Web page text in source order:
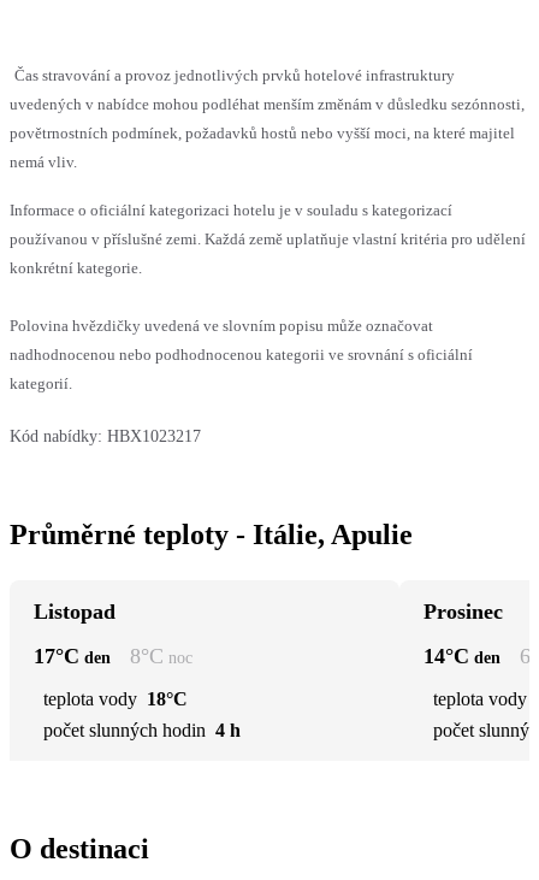
Čas stravování a provoz jednotlivých prvků hotelové infrastruktury
uvedených v nabídce mohou podléhat menším změnám v důsledku sezónnosti,
povětrnostních podmínek, požadavků hostů nebo vyšší moci, na které majitel
nemá vliv.
Informace o oficiální kategorizaci hotelu je v souladu s kategorizací
používanou v příslušné zemi. Každá země uplatňuje vlastní kritéria pro udělení
konkrétní kategorie.
Polovina hvězdičky uvedená ve slovním popisu může označovat
nadhodnocenou nebo podhodnocenou kategorii ve srovnání s oficiální
kategorií.
Kód nabídky: HBX1023217
Průměrné teploty - Itálie, Apulie
Listopad
17°C den 8°C noc
teplota vody 18°C
počet slunných hodin 4 h
Prosinec
14°C den 6
teplota vody
počet
O destinaci